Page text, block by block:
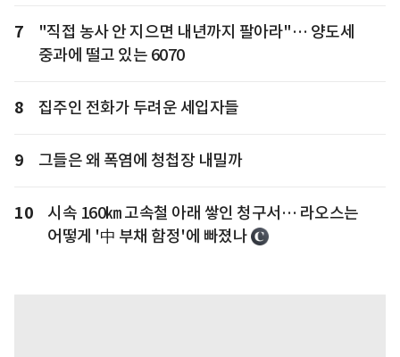
7
"직접 농사 안 지으면 내년까지 팔아라"… 양도세
중과에 떨고 있는 6070
8 집주인 전화가 두려운 세입자들
9 그들은 왜 폭염에 청첩장 내밀까
10
시속 160㎞ 고속철 아래 쌓인 청구서… 라오스는
어떻게 '中 부채 함정'에 빠졌나